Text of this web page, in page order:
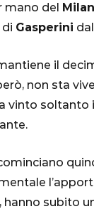
mano del Milan
Gasperini
il
non sta
vinto soltanto
subito
parla